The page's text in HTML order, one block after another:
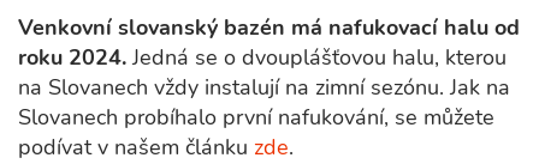
Venkovní slovanský bazén má nafukovací halu od
roku 2024.Jedná se o dvouplášťovou halu, kterou
na Slovanech vždy instalují na zimní sezónu. Jak na
Slovanech probíhalo první nafukování, se můžete
podívat v našem článku zde.